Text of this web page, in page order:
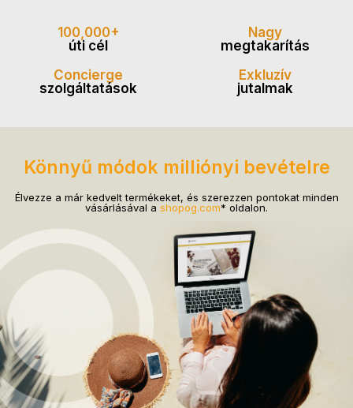
100,000+
úti cél
Nagy
megtakarítás
Concierge
szolgáltatások
Exkluzív
jutalmak
Könnyű módok milliónyi bevételre
Élvezze a már kedvelt termékeket, és szerezzen pontokat minden
vásárlásával a shopog.com* oldalon.